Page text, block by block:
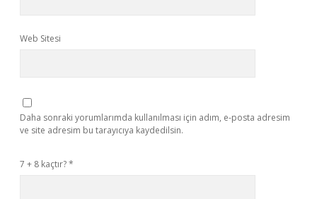
Web Sitesi
Daha sonraki yorumlarımda kullanılması için adım, e-posta adresim
ve site adresim bu tarayıcıya kaydedilsin.
7 + 8 kaçtır?*